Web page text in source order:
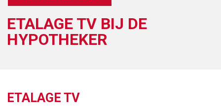
ETALAGE TV BIJ DE
HYPOTHEKER
ETALAGE TV